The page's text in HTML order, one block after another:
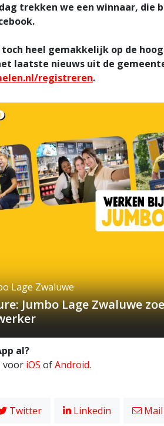
trekken we een winnaar, die
toch heel gemakkelijk op de
laatste nieuws uit de
registreren.
Lage Zwaluwe
Jumbo Lage Zwaluwe
al?
voor iOS ofAndroid.
Twitter Linkedin Mail